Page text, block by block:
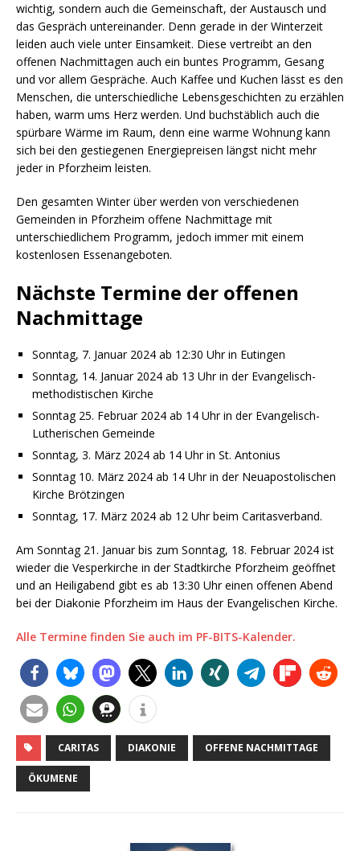
wichtig, sondern auch die Gemeinschaft, der Austausch und
das Gespräch untereinander. Denn gerade in der Winterzeit
leiden auch viele unter Einsamkeit. Diese vertreibt an den
offenen Nachmittagen auch ein buntes Programm, Gesang
und vor allem Gespräche. Auch Kaffee und Kuchen lässt es den
Menschen, die unterschiedliche Lebensgeschichten zu erzählen
haben, warm ums Herz werden. Und buchstäblich auch die
spürbare Wärme im Raum, denn eine warme Wohnung kann
sich bei den gestiegenen Energiepreisen längst nicht mehr
jeder in Pforzheim leisten.
Den gesamten Winter über werden von verschiedenen
Gemeinden in Pforzheim offene Nachmittage mit
unterschiedlichem Programm, jedoch immer mit einem
kostenlosen Essenangeboten.
Nächste Termine der offenen
Nachmittage
Sonntag, 7. Januar 2024 ab 12:30 Uhr in Eutingen
Sonntag, 14. Januar 2024 ab 13 Uhr in der Evangelisch-
methodistischen Kirche
Sonntag 25. Februar 2024 ab 14 Uhr in der Evangelisch-
Lutherischen Gemeinde
Sonntag, 3. März 2024 ab 14 Uhr in St. Antonius
Sonntag 10. März 2024 ab 14 Uhr in der Neuapostolischen
Kirche Brötzingen
Sonntag, 17. März 2024 ab 12 Uhr beim Caritasverband.
Am Sonntag 21. Januar bis zum Sonntag, 18. Februar 2024 ist
wieder die Vesperkirche in der Stadtkirche Pforzheim geöffnet
und an Heiligabend gibt es ab 13:30 Uhr einen offenen Abend
bei der Diakonie Pforzheim im Haus der Evangelischen Kirche.
Alle Termine finden Sie auch im PF-BITS-Kalender.
CARITAS DIAKONIE OFFENE NACHMITTAGE
ÖKUMENE